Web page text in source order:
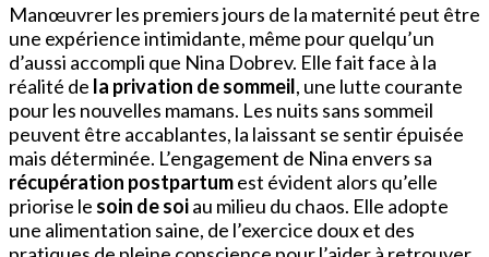
Manœuvrer les premiers jours de la maternité peut être
une expérience intimidante, même pour quelqu’un
d’aussi accompli que Nina Dobrev. Elle fait face à la
réalité de la privation de sommeil, une lutte courante
pour les nouvelles mamans. Les nuits sans sommeil
peuvent être accablantes, la laissant se sentir épuisée
mais déterminée. L’engagement de Nina envers sa
récupération postpartumest évident alors qu’elle
priorise le soin de soiau milieu du chaos. Elle adopte
une alimentation saine, de l’exercice doux et des